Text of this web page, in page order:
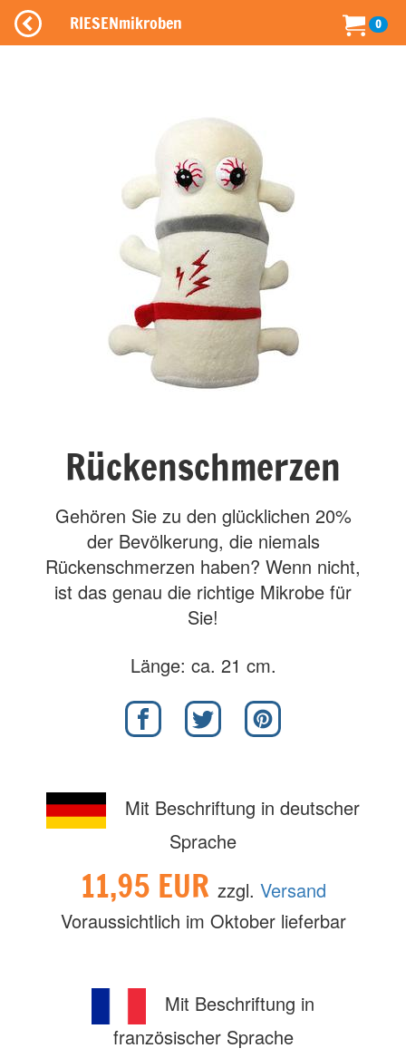
RIESENmikroben 0
Rückenschmerzen
Gehören Sie zu den glücklichen 20%
der Bevölkerung, die niemals
Rückenschmerzen haben? Wenn nicht,
ist das genau die richtige Mikrobe für
Sie!
Länge: ca. 21 cm.
Mit Beschriftung in deutscher
Sprache
11,95 EUR zzgl. Versand
Voraussichtlich im Oktober lieferbar
Mit Beschriftung in
französischer Sprache